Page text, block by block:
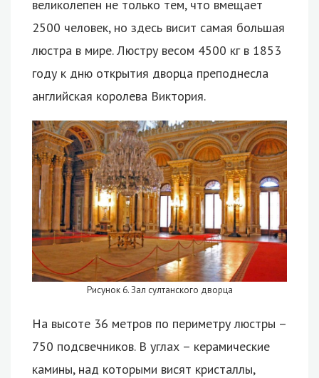
великолепен не только тем, что вмещает
2500 человек, но здесь висит самая большая
люстра в мире. Люстру весом 4500 кг в 1853
году к дню открытия дворца преподнесла
английская королева Виктория.
Рисунок 6. Зал султанского дворца
На высоте 36 метров по периметру люстры –
750 подсвечников. В углах – керамические
камины, над которыми висят кристаллы,